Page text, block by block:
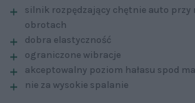
silnik rozpędzający chętnie auto przy
obrotach
dobra elastyczność
ograniczone wibracje
akceptowalny poziom hałasu spod
nie za wysokie spalanie